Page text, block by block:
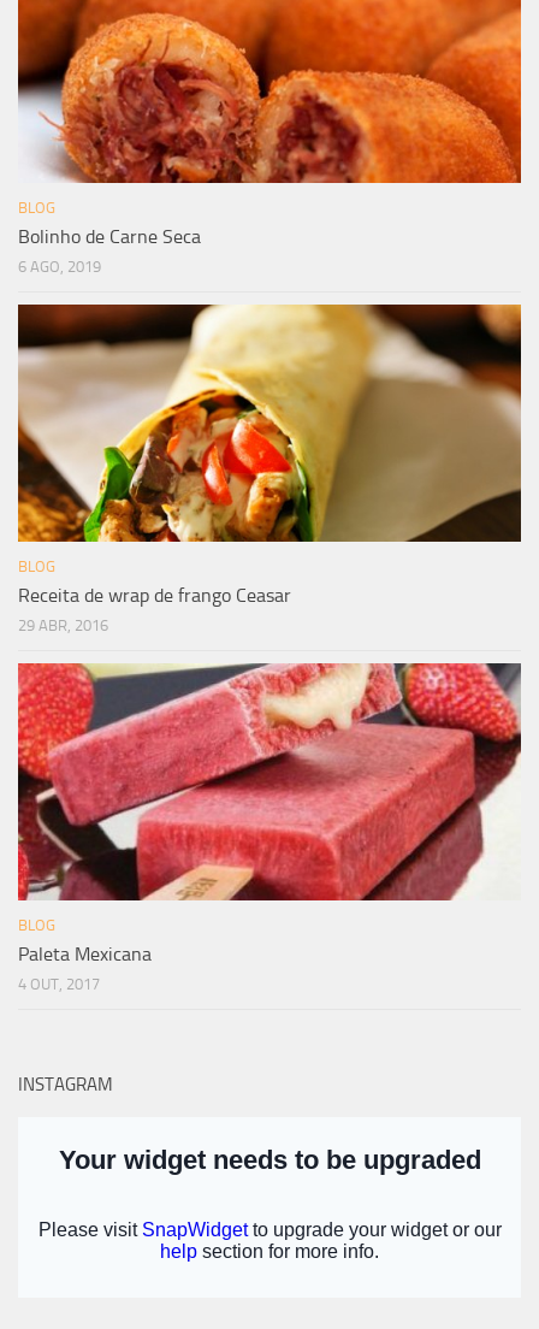
BLOG
Bolinho de Carne Seca
6 AGO, 2019
BLOG
Receita de wrap de frango Ceasar
29 ABR, 2016
BLOG
Paleta Mexicana
4 OUT, 2017
INSTAGRAM